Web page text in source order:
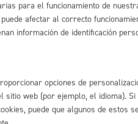
Sebastián)
para el funcionamiento de
afectar al correcto
información de identificación
opciones de
sitio web (por ejemplo, el idioma). Si
puede que algunos de estos